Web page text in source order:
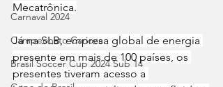
Carnaval 2024
Campeonato Carioca
Brasil Soccer Cup 2024 Sub 14
Mecatrônica.
Já na SLB, empresa global de energia
presente em mais de 100 países, os
presentes tiveram acesso a